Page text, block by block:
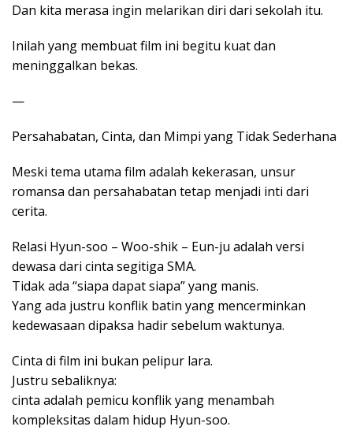
Dan kita merasa ingin melarikan diri dari sekolah itu.
Inilah yang membuat film ini begitu kuat dan
meninggalkan bekas.
—
Persahabatan, Cinta, dan Mimpi yang Tidak Sederhana
Meski tema utama film adalah kekerasan, unsur
romansa dan persahabatan tetap menjadi inti dari
cerita.
Relasi Hyun-soo – Woo-shik – Eun-ju adalah versi
dewasa dari cinta segitiga SMA.
Tidak ada “siapa dapat siapa” yang manis.
Yang ada justru konflik batin yang mencerminkan
kedewasaan dipaksa hadir sebelum waktunya.
Cinta di film ini bukan pelipur lara.
Justru sebaliknya:
cinta adalah pemicu konflik yang menambah
kompleksitas dalam hidup Hyun-soo.